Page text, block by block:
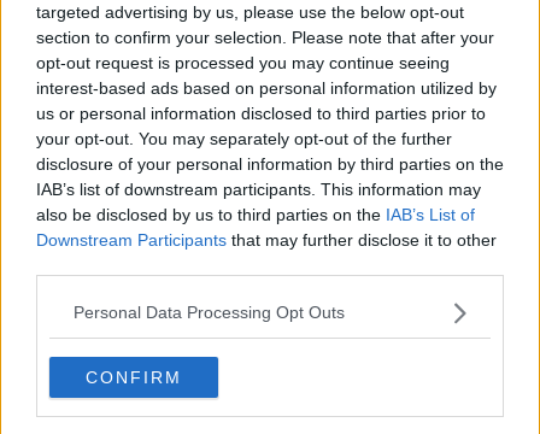
targeted advertising by us, please use the below opt-out
section to confirm your selection. Please note that after your
opt-out request is processed you may continue seeing
interest-based ads based on personal information utilized by
us or personal information disclosed to third parties prior to
your opt-out. You may separately opt-out of the further
disclosure of your personal information by third parties on the
IAB’s list of downstream participants. This information may
also be disclosed by us to third parties on the IAB’s List of
Downstream Participants that may further disclose it to other
Personal Data Processing Opt Outs
CONFIRM
Nella sala della giunta una delegazione di coppie
gay,accompagnate dai propri bambini,si sono intrattenute con il
primo cittadino, discorrendo con lui diriconoscimento di diritti e
tutela dei minori
“Ho conosciuto una realtà motivata e ben consapevole della propria
presenza in città – ha dichiarato il sindaco Alessandro Ghinelli
Quello che è emerso è che il nostro territorio, la nostra società
civile, accetta senza particolari atteggiamenti di discriminazione la
loro realtà di coppia e di genitori. Ho percepito prima di tutto la
ferma determinazione al pieno riconoscimento del ruolo genitoriale,
nei confronti dei propri figli. E proprio i figli, il rispetto dei diritti
dell'infanzia, l'attenzione alla sensibilità dei bambini sono stati al
centro del nostro dialogo. A questi ultimi innanzitutto deve mirare